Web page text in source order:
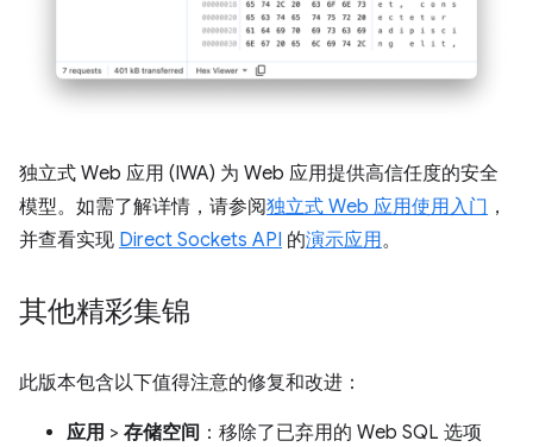
独立式 Web 应用 (IWA) 为 Web 应用提供高信任度的安全
模型。如需了解详情，请参阅独立式 Web 应用使用入门 ，
并查看实现 Direct Sockets API 的演示应用。
其他精彩集锦
此版本包含以下值得注意的修复和改进：
应用 > 存储空间 ：移除了已弃用的 Web SQL 选项